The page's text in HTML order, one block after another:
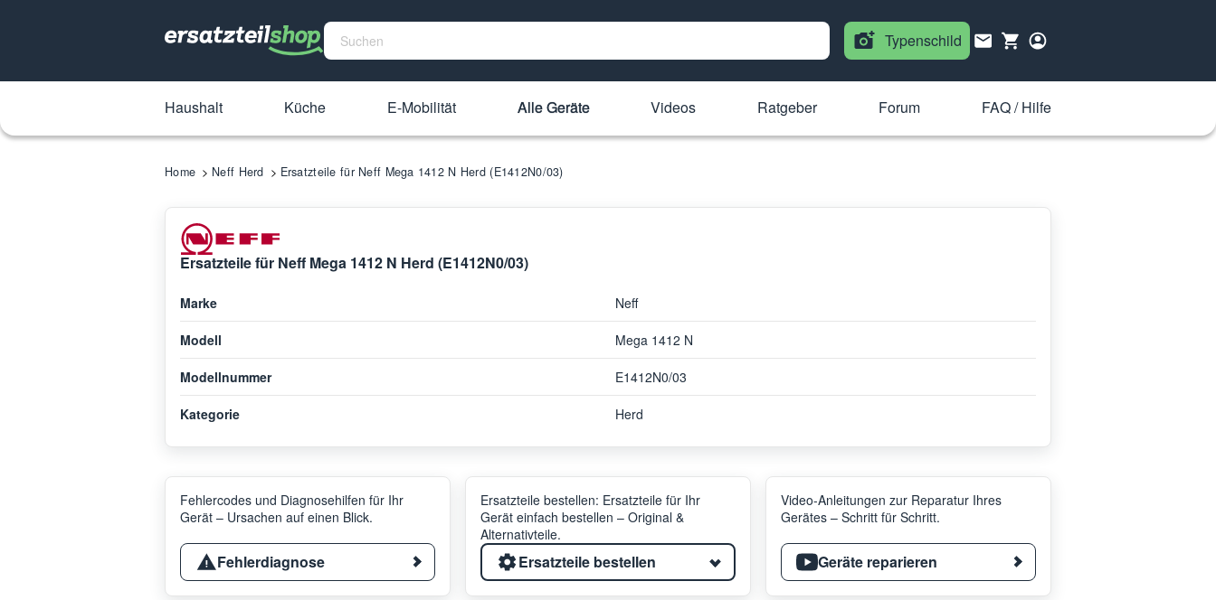
Typenschild
Haushalt Küche E-Mobilität Alle Geräte Videos Ratgeber Forum FAQ / Hilfe
Home Neff Herd Ersatzteile für Neff Mega 1412 N Herd (E1412N0/03)
Ersatzteile für Neff Mega 1412 N Herd (E1412N0/03)
Marke Neff
Modell Mega 1412 N
Modellnummer E1412N0/03
Kategorie Herd
Fehlercodes und Diagnosehilfen für Ihr
Gerät – Ursachen auf einen Blick.
Fehlerdiagnose
Ersatzteile bestellen: Ersatzteile für Ihr
Gerät einfach bestellen – Original &
Alternativteile.
Ersatzteile bestellen
Video-Anleitungen zur Reparatur Ihres
Gerätes – Schritt für Schritt.
Geräte reparieren